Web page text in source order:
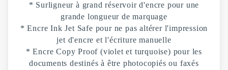
* Surligneur à grand réservoir d'encre pour une
grande longueur de marquage
* Encre Ink Jet Safe pour ne pas altérer l'impression
jet d'encre et l'écriture manuelle
* Encre Copy Proof (violet et turquoise) pour les
documents destinés à être photocopiés ou faxés